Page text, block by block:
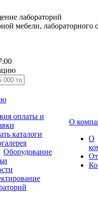
лабораторий
мебели, лабораторного
оплаты и
каталоги
Оборудование
О
О